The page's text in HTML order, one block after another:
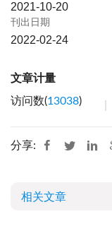
2021-10-20
刊出日期
2022-02-24
文章计量
访问数(13038)
分享:
相关文章